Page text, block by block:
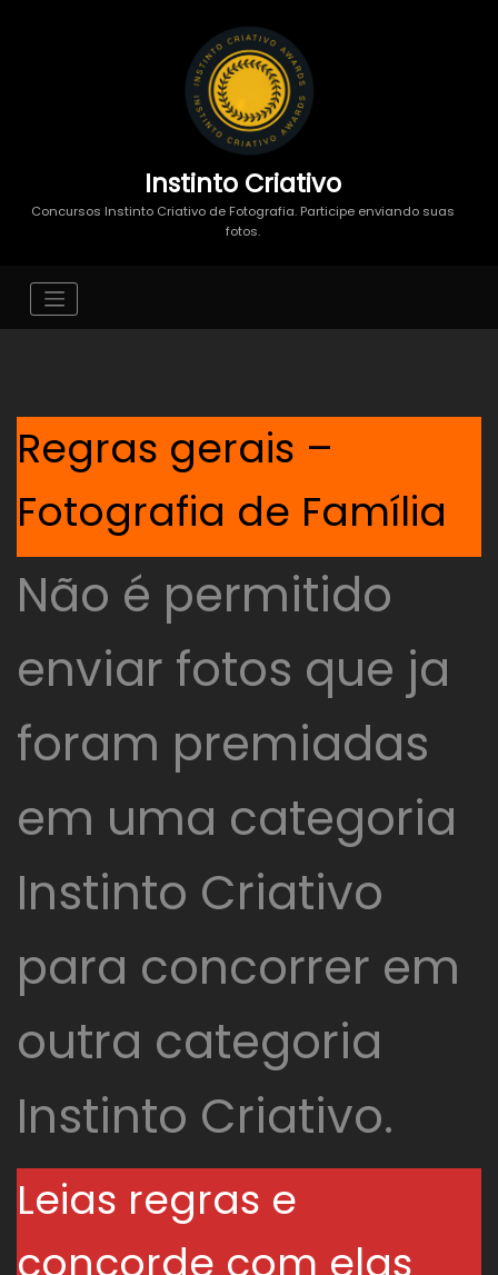
Instinto Criativo
Concursos Instinto Criativo de Fotografia. Participe enviando suas
fotos.
Regras gerais –
Fotografia de Família
Não é permitido
enviar fotos que ja
foram premiadas
em uma categoria
Instinto Criativo
para concorrer em
outra categoria
Instinto Criativo.
Leias regras e
concorde com elas